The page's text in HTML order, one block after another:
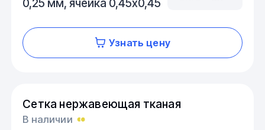
0,25 мм, ячейка 0,45х0,45
Узнать цену
Сетка нержавеющая тканая
В наличии